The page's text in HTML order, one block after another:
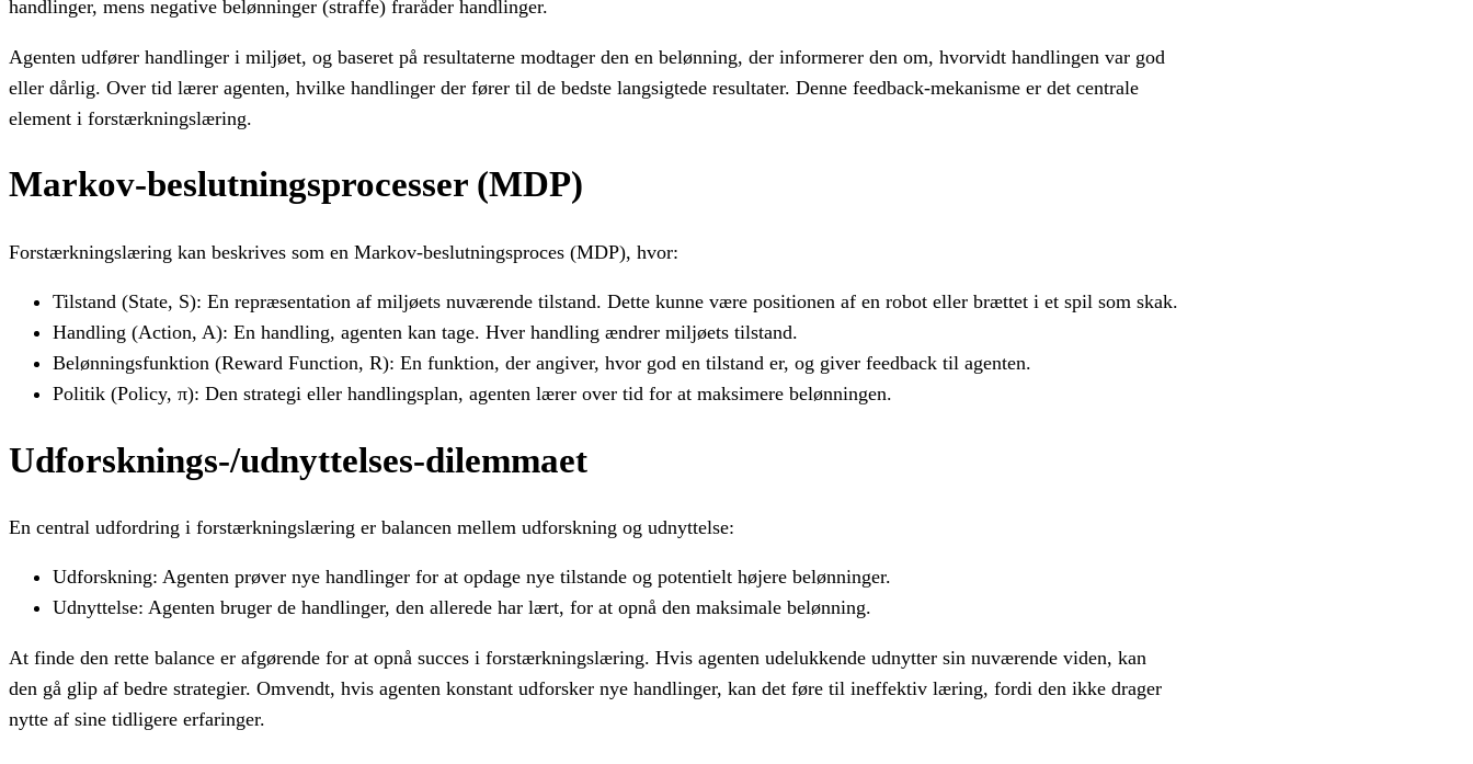
handlinger, mens negative belønninger (straffe) fraråder handlinger.
Agenten udfører handlinger i miljøet, og baseret på resultaterne modtager den en belønning, der informerer den om, hvorvidt handlingen var god
eller dårlig. Over tid lærer agenten, hvilke handlinger der fører til de bedste langsigtede resultater. Denne feedback-mekanisme er det centrale
element i forstærkningslæring.
Markov-beslutningsprocesser (MDP)
Forstærkningslæring kan beskrives som en Markov-beslutningsproces (MDP), hvor:
Tilstand (State, S): En repræsentation af miljøets nuværende tilstand. Dette kunne være positionen af en robot eller brættet i et spil som skak.
Handling (Action, A): En handling, agenten kan tage. Hver handling ændrer miljøets tilstand.
Belønningsfunktion (Reward Function, R): En funktion, der angiver, hvor god en tilstand er, og giver feedback til agenten.
Politik (Policy, π): Den strategi eller handlingsplan, agenten lærer over tid for at maksimere belønningen.
Udforsknings-/udnyttelses-dilemmaet
En central udfordring i forstærkningslæring er balancen mellem udforskning og udnyttelse:
Udforskning: Agenten prøver nye handlinger for at opdage nye tilstande og potentielt højere belønninger.
Udnyttelse: Agenten bruger de handlinger, den allerede har lært, for at opnå den maksimale belønning.
At finde den rette balance er afgørende for at opnå succes i forstærkningslæring. Hvis agenten udelukkende udnytter sin nuværende viden, kan
den gå glip af bedre strategier. Omvendt, hvis agenten konstant udforsker nye handlinger, kan det føre til ineffektiv læring, fordi den ikke drager
nytte af sine tidligere erfaringer.